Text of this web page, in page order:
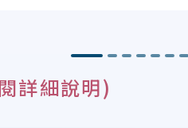
詳細說明)